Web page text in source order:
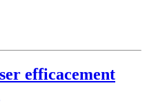
efficacement